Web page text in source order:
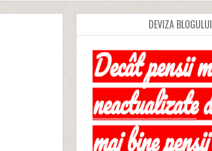
DEVIZA BLOGULUI